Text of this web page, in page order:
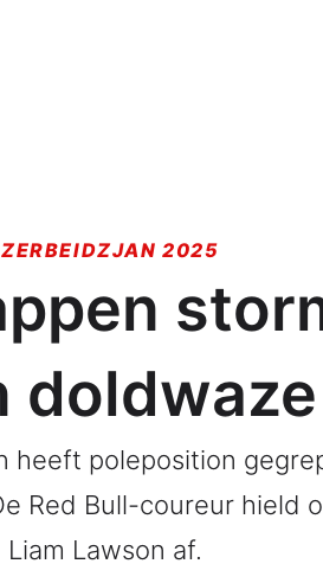
2025
heeft poleposition
Red Bull-coureur hield
Lawson af.